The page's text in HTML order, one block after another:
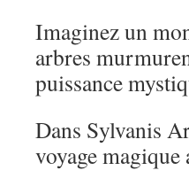
Imaginez un
arbres
puissance
Dans Sylvanis
voyage